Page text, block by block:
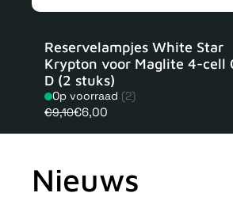
Reservelampjes White Star
Krypton voor Maglite 4-cell
D (2 stuks)
Op voorraad (2)
€9,10€6,00
Nieuws